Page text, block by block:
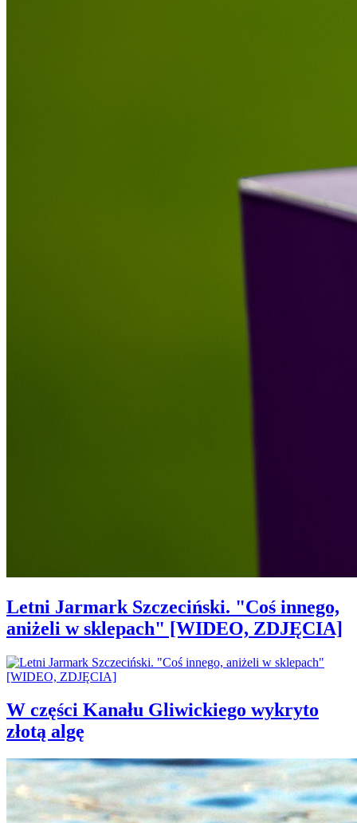
Letni Jarmark Szczeciński. "Coś innego,
aniżeli w sklepach" [WIDEO, ZDJĘCIA]
W części Kanału Gliwickiego wykryto
złotą algę